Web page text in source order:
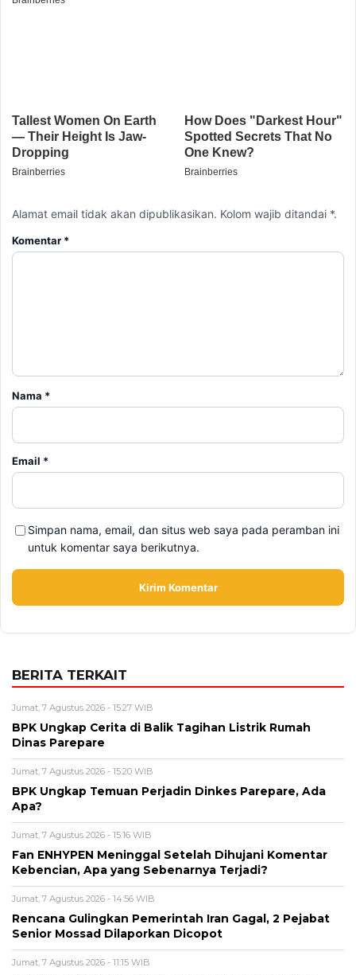
Alamat email tidak akan dipublikasikan. Kolom wajib ditandai *.
Komentar *
Nama *
Email *
Simpan nama, email, dan situs web saya pada peramban ini
untuk komentar saya berikutnya.
BERITA TERKAIT
Jumat, 7 Agustus 2026 - 15:27 WIB
BPK Ungkap Cerita di Balik Tagihan Listrik Rumah
Dinas Parepare
Jumat, 7 Agustus 2026 - 15:20 WIB
BPK Ungkap Temuan Perjadin Dinkes Parepare, Ada
Apa?
Jumat, 7 Agustus 2026 - 15:16 WIB
Fan ENHYPEN Meninggal Setelah Dihujani Komentar
Kebencian, Apa yang Sebenarnya Terjadi?
Jumat, 7 Agustus 2026 - 14:56 WIB
Rencana Gulingkan Pemerintah Iran Gagal, 2 Pejabat
Senior Mossad Dilaporkan Dicopot
Jumat, 7 Agustus 2026 - 11:15 WIB